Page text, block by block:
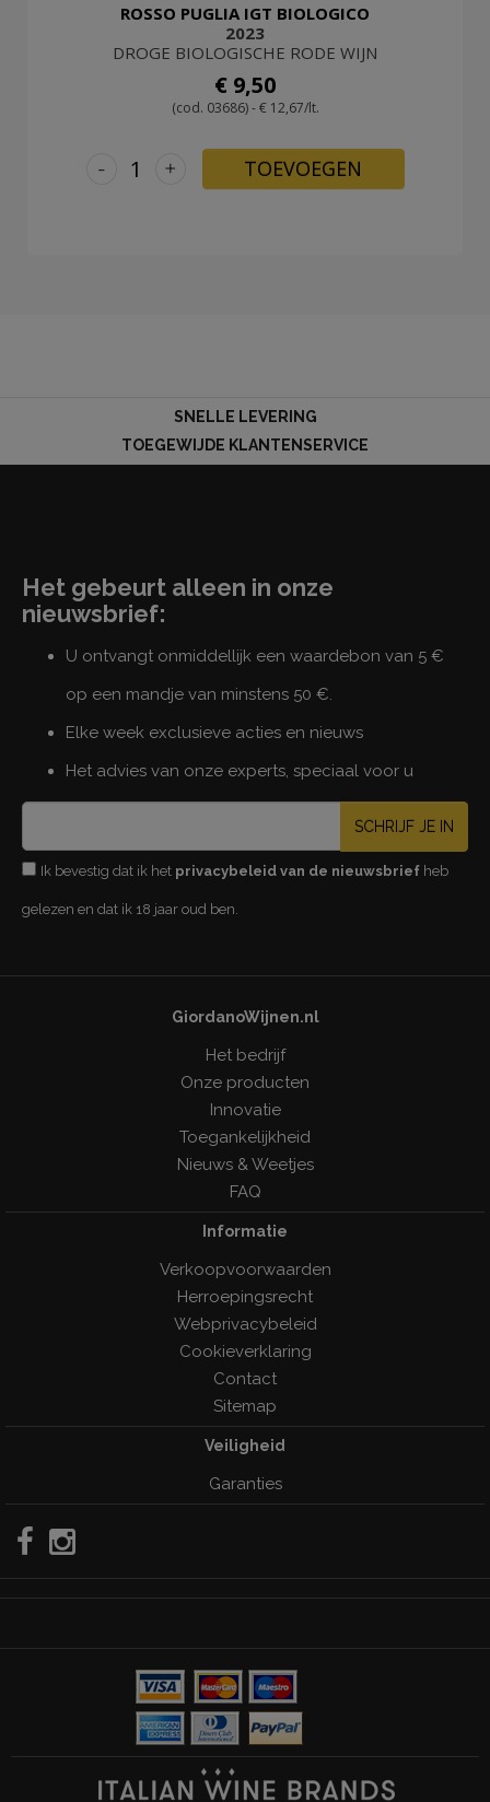
ROSSO PUGLIA IGT BIOLOGICO
2023
DROGE BIOLOGISCHE RODE WIJN
€ 9,50
(cod. 03686) - € 12,67/lt.
+
- TOEVOEGEN
SNELLE LEVERING
TOEGEWIJDE KLANTENSERVICE
Het gebeurt alleen in onze
nieuwsbrief:
U ontvangt onmiddellijk een waardebon van 5 €
op een mandje van minstens 50 €.
Elke week exclusieve acties en nieuws
Het advies van onze experts, speciaal voor u
SCHRIJF JE IN
Ik bevestig dat ik het privacybeleid van de nieuwsbrief heb
gelezen en dat ik 18 jaar oud ben.
GiordanoWijnen.nl
Het bedrijf
Onze producten
Innovatie
Toegankelijkheid
Nieuws & Weetjes
FAQ
Informatie
Verkoopvoorwaarden
Herroepingsrecht
Webprivacybeleid
Cookieverklaring
Contact
Sitemap
Veiligheid
Garanties